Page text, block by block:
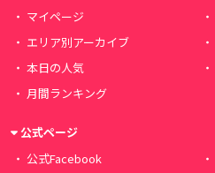
マイページ
エリア別アーカイブ
本日の人気
月間ランキング
公式ページ
公式Facebook